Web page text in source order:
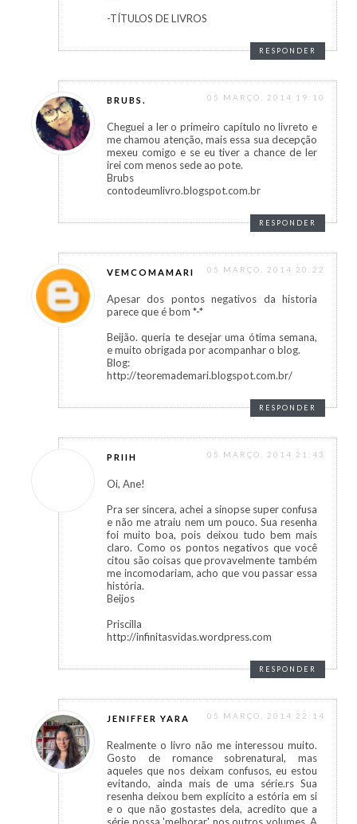
-TÍTULOS DE LIVROS
RESPONDER
BRUBS. 05 MARÇO, 2014 19:10
Cheguei a ler o primeiro capítulo no livreto e
me chamou atenção, mais essa sua decepção
mexeu comigo e se eu tiver a chance de ler
irei com menos sede ao pote.
Brubs
contodeumlivro.blogspot.com.br
RESPONDER
VEMCOMAMARI 05 MARÇO, 2014 20:22
Apesar dos pontos negativos da historia
parece que é bom *-*
Beijão. queria te desejar uma ótima semana,
e muito obrigada por acompanhar o blog.
Blog:
http://teoremademari.blogspot.com.br/
RESPONDER
PRIIH 05 MARÇO, 2014 21:43
Oi, Ane!
Pra ser sincera, achei a sinopse super confusa
e não me atraiu nem um pouco. Sua resenha
foi muito boa, pois deixou tudo bem mais
claro. Como os pontos negativos que você
citou são coisas que provavelmente também
me incomodariam, acho que vou passar essa
história.
Beijos
Priscilla
http://infinitasvidas.wordpress.com
RESPONDER
JENIFFER YARA 05 MARÇO, 2014 22:14
Realmente o livro não me interessou muito.
Gosto de romance sobrenatural, mas
aqueles que nos deixam confusos, eu estou
evitando, ainda mais de uma série.rs Sua
resenha deixou bem explícito a estória em si
e o que não gostastes dela, acredito que a